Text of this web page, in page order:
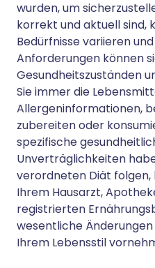
wurden, um
korrekt und aktuell sind,
Bedürfnisse variieren
Anforderungen können
Gesundheitszuständen
Sie immer die
Allergeninformationen,
zubereiten oder
spezifische
Unverträglichkeiten
verordneten Diät folgen,
Ihrem Hausarzt,
registrierten
wesentliche
Ihrem Lebensstil